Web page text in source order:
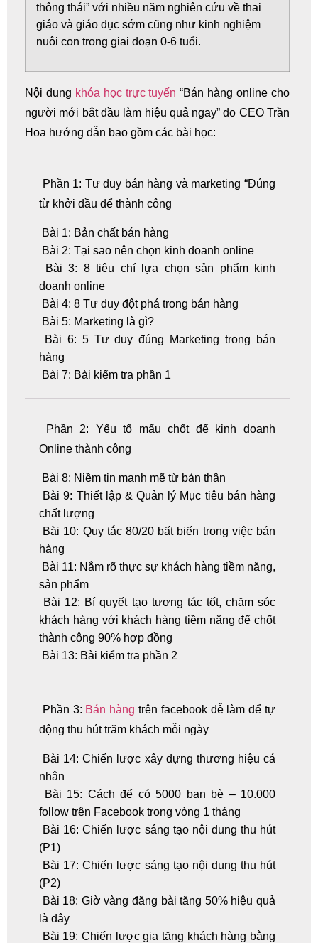
thông thái” với nhiều năm nghiên cứu về thai
giáo và giáo dục sớm cũng như kinh nghiệm
nuôi con trong giai đoạn 0-6 tuổi.
Nội dung khóa học trực tuyến “Bán hàng online cho
người mới bắt đầu làm hiệu quả ngay” do CEO Trần
Hoa hướng dẫn bao gồm các bài học:
Phần 1: Tư duy bán hàng và marketing “Đúng
từ khởi đầu để thành công
Bài 1: Bản chất bán hàng
Bài 2: Tại sao nên chọn kinh doanh online
Bài 3: 8 tiêu chí lựa chọn sản phẩm kinh
doanh online
Bài 4: 8 Tư duy đột phá trong bán hàng
Bài 5: Marketing là gì?
Bài 6: 5 Tư duy đúng Marketing trong bán
hàng
Bài 7: Bài kiểm tra phần 1
Phần 2: Yếu tố mấu chốt để kinh doanh
Online thành công
Bài 8: Niềm tin mạnh mẽ từ bản thân
Bài 9: Thiết lập & Quản lý Mục tiêu bán hàng
chất lượng
Bài 10: Quy tắc 80/20 bất biến trong việc bán
hàng
Bài 11: Nắm rõ thực sự khách hàng tiềm năng,
sản phẩm
Bài 12: Bí quyết tạo tương tác tốt, chăm sóc
khách hàng với khách hàng tiềm năng để chốt
thành công 90% hợp đồng
Bài 13: Bài kiểm tra phần 2
Phần 3: Bán hàng trên facebook dễ làm để tự
động thu hút trăm khách mỗi ngày
Bài 14: Chiến lược xây dựng thương hiệu cá
nhân
Bài 15: Cách để có 5000 bạn bè – 10.000
follow trên Facebook trong vòng 1 tháng
Bài 16: Chiến lược sáng tạo nội dung thu hút
(P1)
Bài 17: Chiến lược sáng tạo nội dung thu hút
(P2)
Bài 18: Giờ vàng đăng bài tăng 50% hiệu quả
là đây
Bài 19: Chiến lược gia tăng khách hàng bằng